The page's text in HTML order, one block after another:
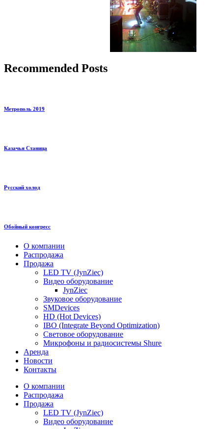
Recommended Posts
Метрополь 2019
Казачья Станица
Русский холод
Обойный конгресс
О компании
Распродажа
Продажа
LED TV (JynZiec)
Видео оборудование
JynZiec
Звуковое оборудование
SMDevices
HD (Hot Devices)
IBO (Integrate Beyond Optimization)
Световое оборудование
Микрофоны и радиосистемы Shure
Аренда
Новости
Контакты
О компании
Распродажа
Продажа
LED TV (JynZiec)
Видео оборудование